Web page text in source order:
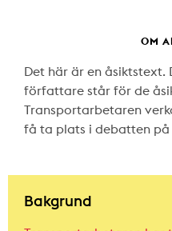
OM
Det här är en
författare står för de
Transportarbetaren
få ta plats i debatten
Bakgrund